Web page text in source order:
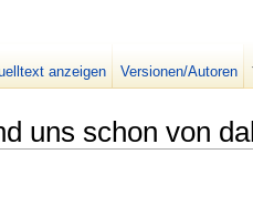
uns schon von
anzeigen Versionen/Autoren